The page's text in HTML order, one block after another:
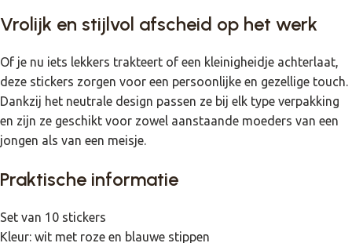
Vrolijk en stijlvol afscheid op het werk
Of je nu iets lekkers trakteert of een kleinigheidje achterlaat,
deze stickers zorgen voor een persoonlijke en gezellige touch.
Dankzij het neutrale design passen ze bij elk type verpakking
en zijn ze geschikt voor zowel aanstaande moeders van een
jongen als van een meisje.
Praktische informatie
Set van 10 stickers
Kleur: wit met roze en blauwe stippen